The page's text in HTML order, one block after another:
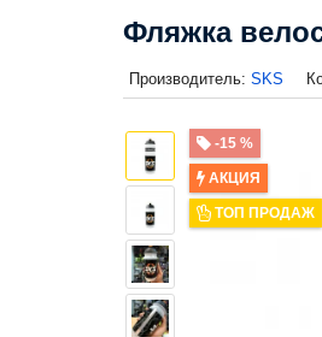
Фляжка
Производитель: SKS
-15 %
АКЦИЯ
ТОП ПРОДАЖ